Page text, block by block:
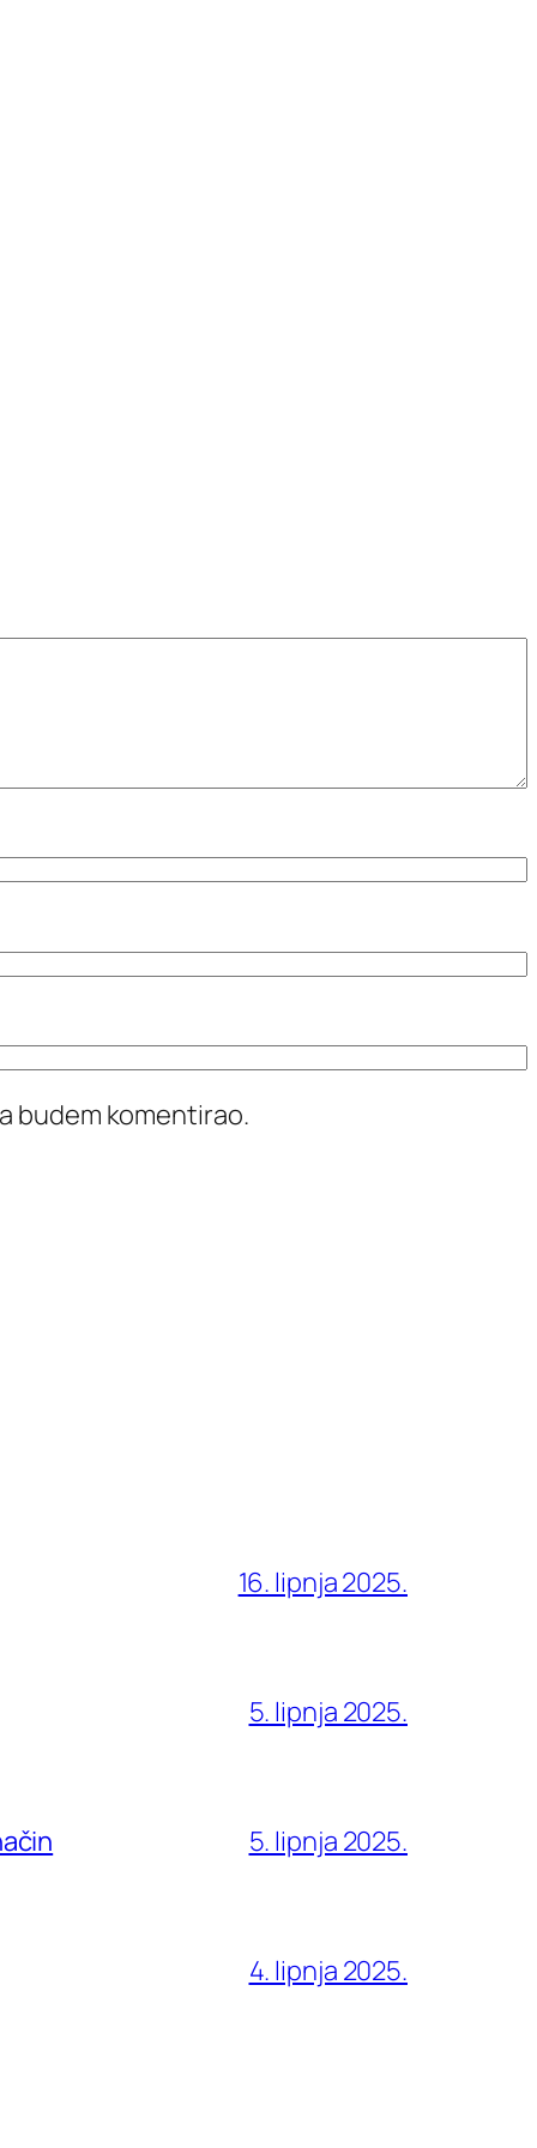
budem komentirao.
16. lipnja 2025.
5. lipnja 2025.
5. lipnja 2025.
4. lipnja 2025.